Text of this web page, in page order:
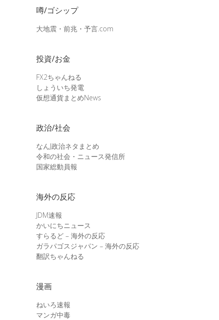
噂/ゴシップ
大地震・前兆・予言.com
投資/お金
FX2ちゃんねる
しょういち発電
仮想通貨まとめNews
政治/社会
なんJ政治ネタまとめ
令和の社会・ニュース発信所
国家総動員報
海外の反応
JDM速報
かいにちニュース
すらるど – 海外の反応
ガラパゴスジャパン – 海外の反応
翻訳ちゃんねる
漫画
ねいろ速報
マンガ中毒